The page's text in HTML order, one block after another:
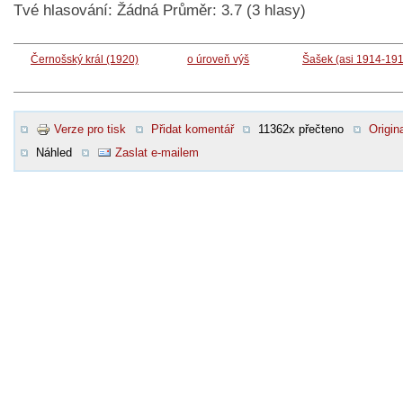
Tvé hlasování: Žádná Průměr: 3.7 (3 hlasy)
Černošský král (1920) o úroveň výš Šašek (asi 1914-
Verze pro tisk Přidat komentář 11362x přečteno
Náhled
Zaslat e-mailem